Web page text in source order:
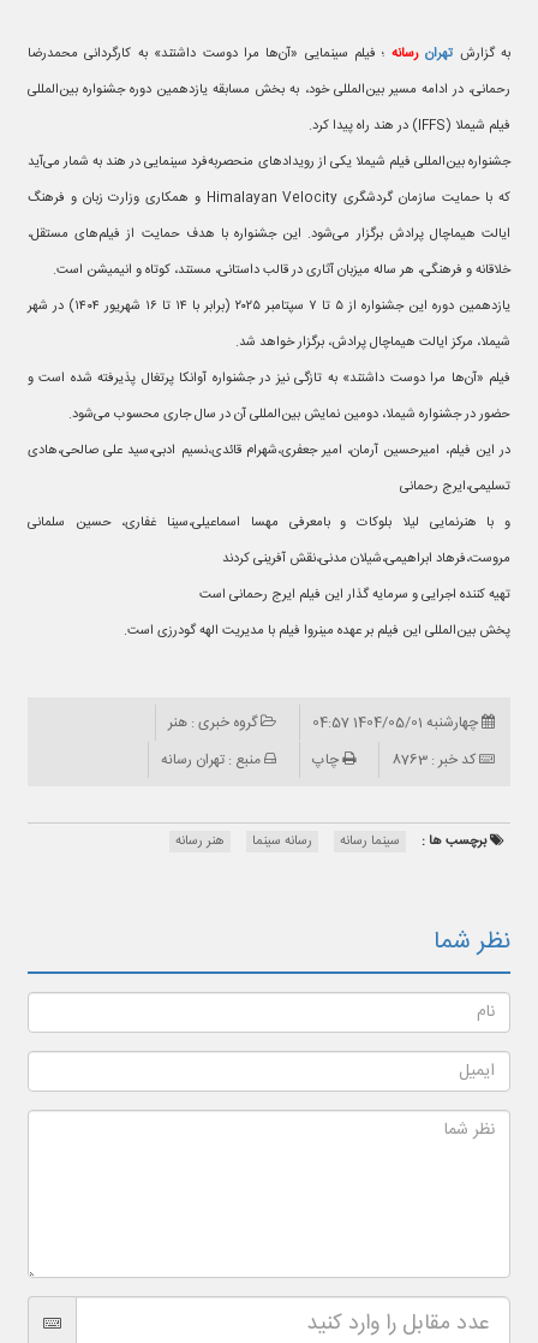
به گزارش تهرانرسانه ؛ فیلم سینمایی «آن‌ها مرا دوست داشتند» به کارگردانی محمدرضا
رحمانی، در ادامه مسیر بین‌المللی خود، به بخش مسابقه یازدهمین دوره جشنواره بین‌المللی
فیلم شیملا (IFFS) در هند راه پیدا کرد.
جشنواره بین‌المللی فیلم شیملا یکی از رویدادهای منحصربه‌فرد سینمایی در هند به شمار می‌آید
که با حمایت سازمان گردشگری Himalayan Velocity و همکاری وزارت زبان و فرهنگ
ایالت هیماچال پرادش برگزار می‌شود. این جشنواره با هدف حمایت از فیلم‌های مستقل،
خلاقانه و فرهنگی، هر ساله میزبان آثاری در قالب داستانی، مستند، کوتاه و انیمیشن است.
یازدهمین دوره این جشنواره از ۵ تا ۷ سپتامبر ۲۰۲۵ (برابر با ۱۴ تا ۱۶ شهریور ۱۴۰۴) در شهر
شیملا، مرکز ایالت هیماچال پرادش، برگزار خواهد شد.
فیلم «آن‌ها مرا دوست داشتند» به تازگی نیز در جشنواره آوانکا پرتغال پذیرفته شده است و
حضور در جشنواره شیملا، دومین نمایش بین‌المللی آن در سال جاری محسوب می‌شود.
در این فیلم، امیرحسین آرمان، امیر جعفری،شهرام قائدی،نسیم ادبی،سید علی صالحی،هادی
تسلیمی،ایرج رحمانی
و با هنرنمایی لیلا بلوکات و بامعرفی مهسا اسماعیلی،سینا غفاری، حسین سلمانی
مروست،فرهاد ابراهیمی،شیلان مدنی،نقش آفرینی کردند
تهیه کننده اجرایی و سرمایه گذار این فیلم ایرج رحمانی است
پخش بین‌المللی این فیلم بر عهده مینروا فیلم با مدیریت الهه گودرزی است.
چهارشنبه 1404/05/01 04:57
گروه خبری : هنر
کد خبر : 8763
چاپ منبع : تهران رسانه
برچسب ها : سینما رسانه رسانه سینما هنر رسانه
نظر شما